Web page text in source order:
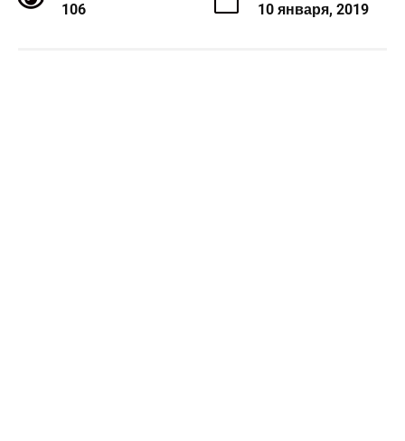
106 10 января, 2019